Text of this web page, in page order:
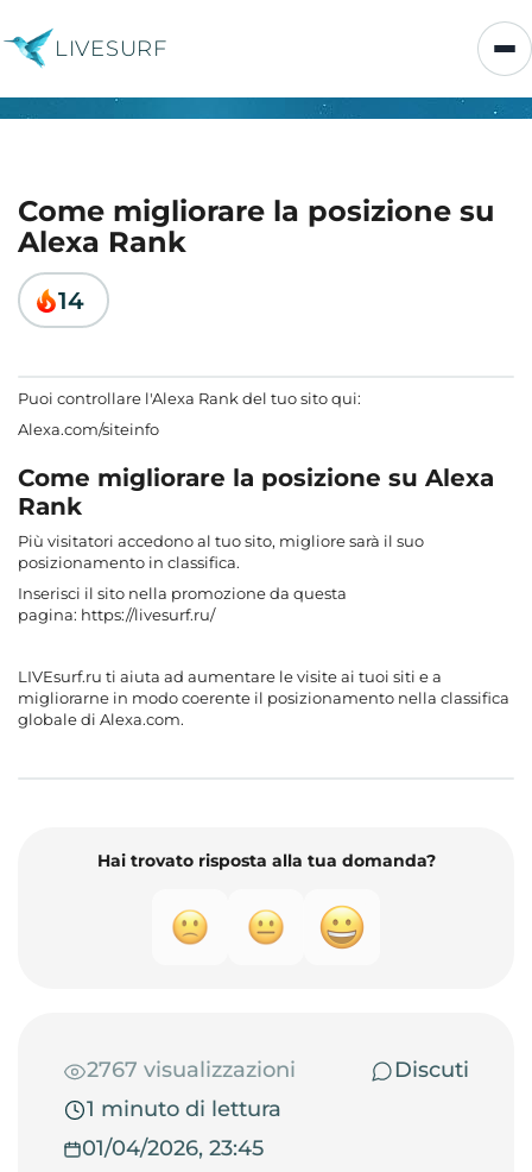
LIVESURF
Come migliorare la posizione su
Alexa Rank
14
Puoi controllare l'Alexa Rank del tuo sito qui:
Alexa.com/siteinfo
Come migliorare la posizione su Alexa
Rank
Più visitatori accedono al tuo sito, migliore sarà il suo
posizionamento in classifica.
Inserisci il sito nella promozione da questa
pagina: https://livesurf.ru/
LIVEsurf.ru ti aiuta ad aumentare le visite ai tuoi siti e a
migliorarne in modo coerente il posizionamento nella classifica
globale di Alexa.com.
Hai trovato risposta alla tua domanda?
2767 visualizzazioni
Discuti
1 minuto di lettura
01/04/2026, 23:45